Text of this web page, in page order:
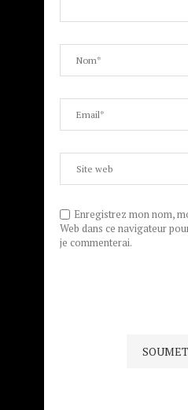
Enregistrez mon nom,
Web dans ce navigateur
je commenterai.